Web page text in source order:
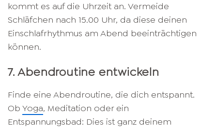
kommt es auf die Uhrzeit an. Vermeide
Schläfchen nach 15.00 Uhr, da diese deinen
Einschlafrhythmus am Abend beeinträchtigen
können.
7. Abendroutine entwickeln
Finde eine Abendroutine, die dich entspannt.
Ob Yoga, Meditation oder ein
Entspannungsbad: Dies ist ganz deinem